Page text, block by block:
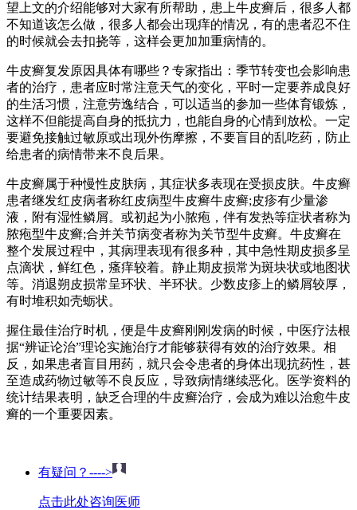
望上文的介绍能够对大家有所帮助，患上牛皮癣后，很多人都
不知道该怎么做，很多人都会出现痒的情况，有的患者忍不住
的时候就会去扣挠等，这样会更加加重病情的。
牛皮癣复发原因具体有哪些？专家指出：季节转变也会影响患
者的治疗，患者应时常注意天气的变化，平时一定要养成良好
的生活习惯，注意劳逸结合，可以适当的参加一些体育锻炼，
这样不但能提高自身的抵抗力，也能自身的心情到放松。一定
要避免接触过敏原或出现外伤摩擦，不要盲目的乱吃药，防止
给患者的病情带来不良后果。
牛皮癣属于种慢性皮肤病，其症状多表现在受损皮肤。牛皮癣
患者继发红皮病者称红皮病型牛皮癣牛皮癣;皮疹有少量渗
液，附有湿性鳞屑。或初起为小脓疱，伴有发热等症状者称为
脓疱型牛皮癣;合并关节病变者称为关节型牛皮癣。牛皮癣在
整个发展过程中，其病理表现有很多种，其中急性期皮损多呈
点滴状，鲜红色，瘙痒较着。静止期皮损常为斑块状或地图状
等。消退朔皮损常呈环状、半环状。少数皮疹上的鳞屑较厚，
有时堆积如壳蛎状。
握住最佳治疗时机，便是牛皮癣刚刚发病的时候，中医疗法根
据“辨证论治”理论实施治疗才能够获得有效的治疗效果。相
反，如果患者盲目用药，就只会令患者的身体出现抗药性，甚
至造成药物过敏等不良反应，导致病情继续恶化。医学资料的
统计结果表明，缺乏合理的牛皮癣治疗，会成为难以治愈牛皮
癣的一个重要因素。
有疑问？---->
点击此处咨询医师